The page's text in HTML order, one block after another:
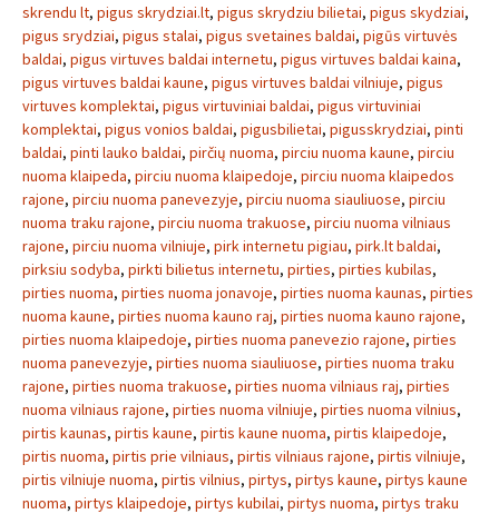
skrendu lt, pigus skrydziai.lt, pigus skrydziu bilietai, pigus skydziai,
pigus srydziai, pigus stalai, pigus svetaines baldai, pigūs virtuvės
baldai, pigus virtuves baldai internetu, pigus virtuves baldai kaina,
pigus virtuves baldai kaune, pigus virtuves baldai vilniuje, pigus
virtuves komplektai, pigus virtuviniai baldai, pigus virtuviniai
komplektai, pigus vonios baldai, pigusbilietai, pigusskrydziai, pinti
baldai, pinti lauko baldai, pirčių nuoma, pirciu nuoma kaune, pirciu
nuoma klaipeda, pirciu nuoma klaipedoje, pirciu nuoma klaipedos
rajone, pirciu nuoma panevezyje, pirciu nuoma siauliuose, pirciu
nuoma traku rajone, pirciu nuoma trakuose, pirciu nuoma vilniaus
rajone, pirciu nuoma vilniuje, pirk internetu pigiau, pirk.lt baldai,
pirksiu sodyba, pirkti bilietus internetu, pirties, pirties kubilas,
pirties nuoma, pirties nuoma jonavoje, pirties nuoma kaunas, pirties
nuoma kaune, pirties nuoma kauno raj, pirties nuoma kauno rajone,
pirties nuoma klaipedoje, pirties nuoma panevezio rajone, pirties
nuoma panevezyje, pirties nuoma siauliuose, pirties nuoma traku
rajone, pirties nuoma trakuose, pirties nuoma vilniaus raj, pirties
nuoma vilniaus rajone, pirties nuoma vilniuje, pirties nuoma vilnius,
pirtis kaunas, pirtis kaune, pirtis kaune nuoma, pirtis klaipedoje,
pirtis nuoma, pirtis prie vilniaus, pirtis vilniaus rajone, pirtis vilniuje,
pirtis vilniuje nuoma, pirtis vilnius, pirtys, pirtys kaune, pirtys kaune
nuoma, pirtys klaipedoje, pirtys kubilai, pirtys nuoma, pirtys traku